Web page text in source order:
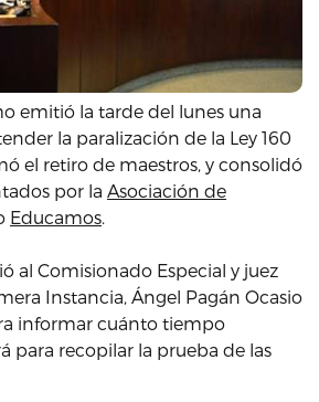
emitió la tarde del lunes una
la paralización de la Ley 160
el retiro de maestros, y consolidó
por la Asociación de
Educamos
al Comisionado Especial y juez
Instancia, Ángel Pagán Ocasio
informar cuánto tiempo
para recopilar la prueba de las